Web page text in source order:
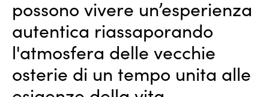
possono vivere un’esperienza
autentica riassaporando
l'atmosfera delle vecchie
osterie di un tempo unita alle